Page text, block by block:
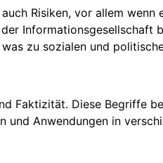
Risiken, vor allem wenn
Informationsgesellschaft
zu sozialen und
Faktizität. Diese Begriffe
Anwendungen in